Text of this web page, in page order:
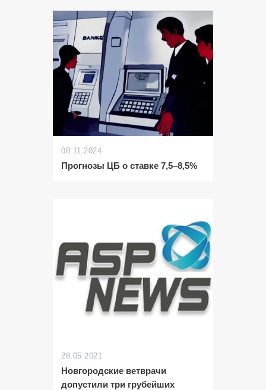
08.11.2024
Прогнозы ЦБ о ставке 7,5–8,5%
28.05.2021
Новгородские ветврачи
допустили три грубейших